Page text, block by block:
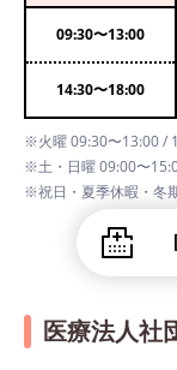
09:30〜13:00
14:30〜18:00
※火曜 09:30〜13:00 /
※土・日曜 09:00〜
※祝日・夏季休暇・冬
医療法人社